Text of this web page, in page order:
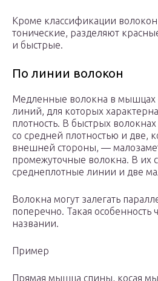
Кроме классификации
тонические, разделяют
и быстрые.
По линии волокон
Медленные волокна в мышцах
линий, для которых
плотность. В быстрых
со средней плотностью и две,
внешней стороны, —
промежуточные волокна. В их
среднеплотные линии и две
Волокна могут залегать
поперечно. Такая особенность
названии.
Пример
Прямая мышца спины, косая